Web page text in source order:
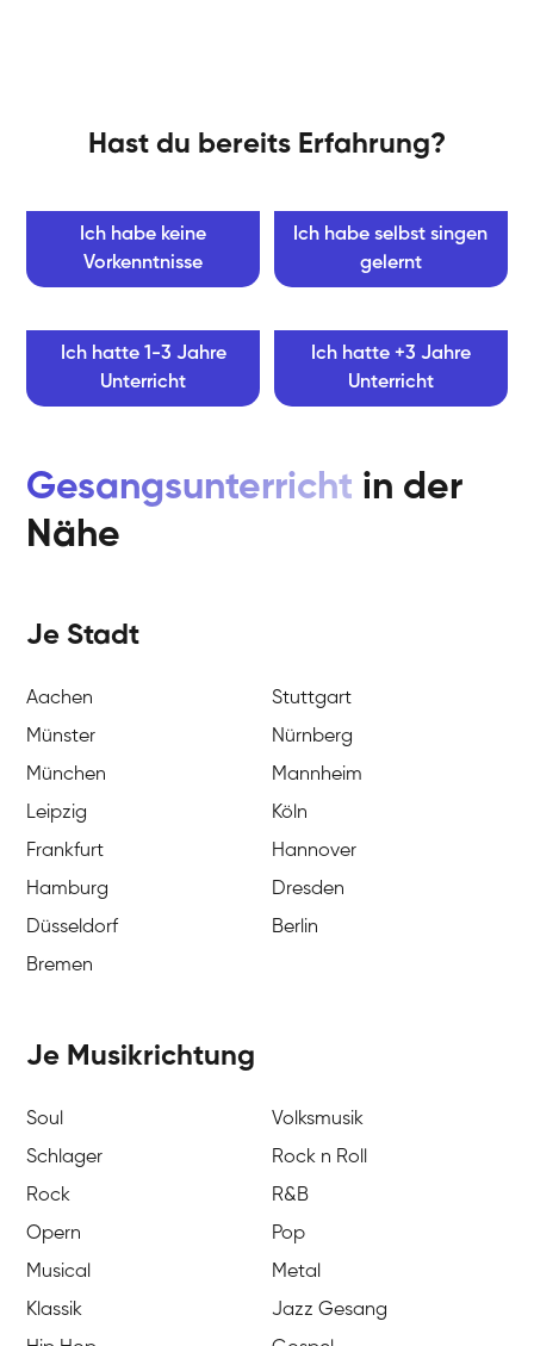
Hast du bereits Erfahrung?
Ich habe keine
Vorkenntnisse
Ich habe selbst singen
gelernt
Ich hatte 1-3 Jahre
Unterricht
Ich hatte +3 Jahre
Unterricht
Gesangsunterricht in der
Nähe
Je Stadt
Aachen
Stuttgart
Münster
Nürnberg
München
Mannheim
Leipzig
Köln
Frankfurt
Hannover
Hamburg
Dresden
Düsseldorf
Berlin
Bremen
Je Musikrichtung
Soul
Volksmusik
Schlager
Rock n Roll
Rock
R&B
Opern
Pop
Musical
Metal
Klassik
Jazz Gesang